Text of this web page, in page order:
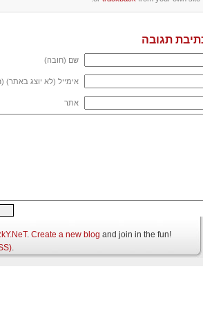
תגובה
שם (חובה)
אימייל (לא יוצג באתר)
אתר
. Create a new blog and join in the fun!
.